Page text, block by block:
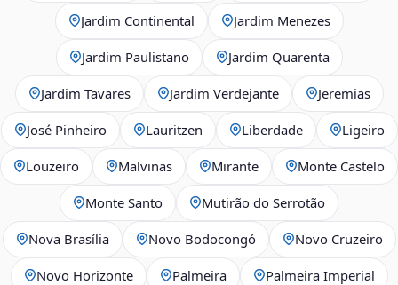
Jardim Continental Jardim Menezes
Jardim Paulistano Jardim Quarenta
Jardim Tavares Jardim Verdejante Jeremias
José Pinheiro Lauritzen Liberdade Ligeiro
Louzeiro Malvinas Mirante Monte Castelo
Monte Santo Mutirão do Serrotão
Nova Brasília Novo Bodocongó Novo Cruzeiro
Novo Horizonte Palmeira Palmeira Imperial